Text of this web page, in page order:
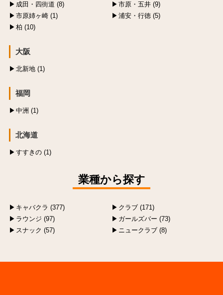
成田・四街道 (8)
市原・五井 (9)
市原姉ヶ崎 (1)
浦安・行徳 (5)
柏 (10)
大阪
北新地 (1)
福岡
中洲 (1)
北海道
すすきの (1)
業種から探す
キャバクラ (377)
クラブ (171)
ラウンジ (97)
ガールズバー (73)
スナック (57)
ニュークラブ (8)